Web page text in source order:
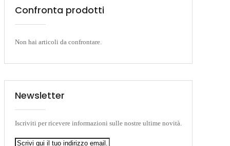
Confronta prodotti
Non hai articoli da confrontare.
Newsletter
Iscriviti per ricevere informazioni sulle nostre ultime novità.